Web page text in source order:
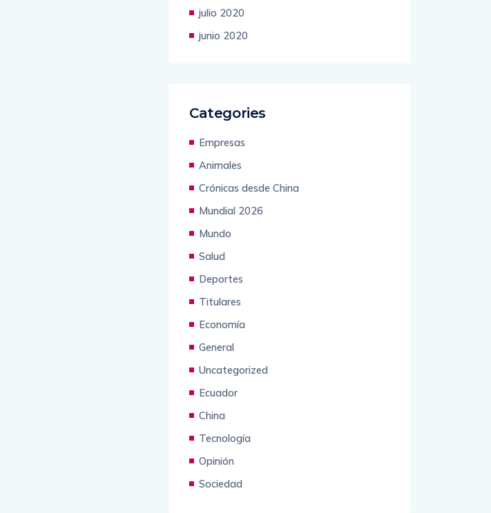
diciembre 2022
julio 2020
Categories
Empresas
Animales
Crónicas desde China
Mundial 2026
Mundo
Salud
Deportes
Titulares
Economía
General
Uncategorized
Ecuador
China
Tecnología
Opinión